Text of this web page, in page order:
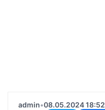
admin•08.05.2024 18:52